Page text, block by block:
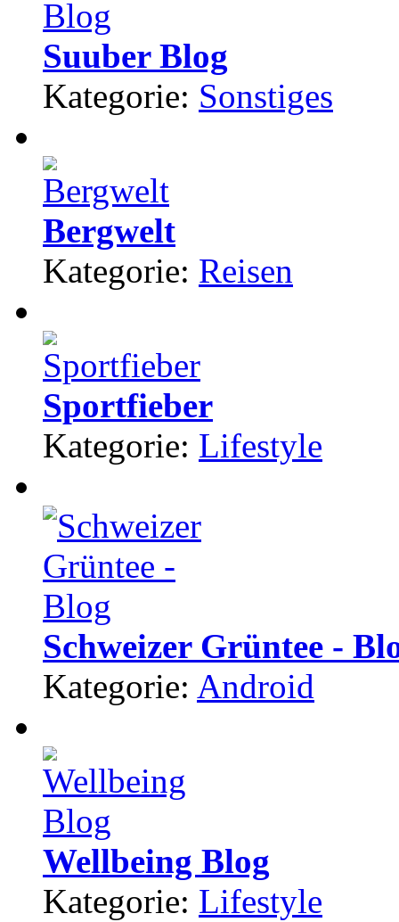
Suuber Blog
Kategorie: Sonstiges
Bergwelt
Kategorie: Reisen
Sportfieber
Kategorie: Lifestyle
Schweizer Grüntee -
Kategorie: Android
Wellbeing Blog
Kategorie: Lifestyle